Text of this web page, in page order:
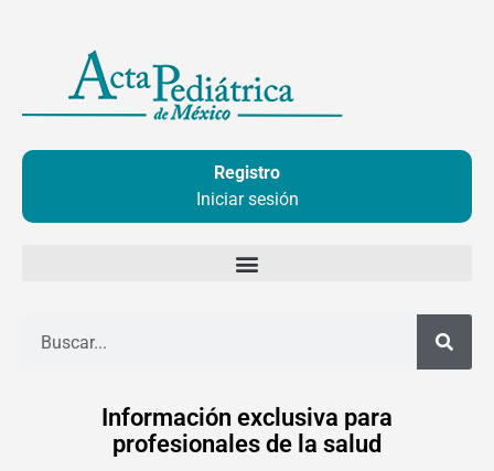
contenido
Registro
Iniciar sesión
Información exclusiva para
profesionales de la salud